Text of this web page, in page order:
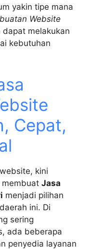
yakin tipe mana
Website
melakukan
kebutuhan
Cepat,
kini
membuat Jasa
menjadi pilihan
ini. Di
sering
ada beberapa
penyedia layanan